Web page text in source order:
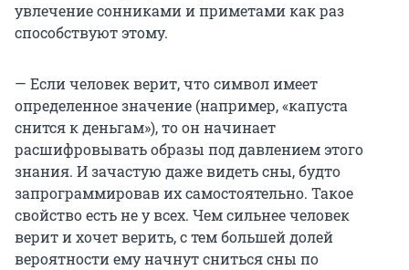
увлечение сонниками и приметами как раз
способствуют этому.
— Если человек верит, что символ имеет
определенное значение (например, «капуста
снится к деньгам»), то он начинает
расшифровывать образы под давлением этого
знания. И зачастую даже видеть сны, будто
запрограммировав их самостоятельно. Такое
свойство есть не у всех. Чем сильнее человек
верит и хочет верить, с тем большей долей
вероятности ему начнут сниться сны по